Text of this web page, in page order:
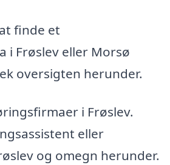
finde et
i Frøslev eller Morsø
oversigten herunder.
i Frøslev.
eller
og omegn herunder.